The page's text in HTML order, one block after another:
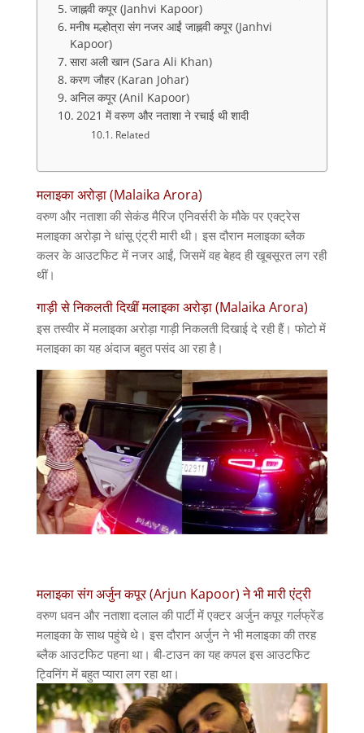
जाह्नवी कपूर (Janhvi Kapoor)
मनीष मल्होत्रा संग नजर आईं जाह्नवी कपूर (Janhvi
Kapoor)
सारा अली खान (Sara Ali Khan)
करण जौहर (Karan Johar)
अनिल कपूर (Anil Kapoor)
2021 में वरुण और नताशा ने रचाई थी शादी
Related
मलाइका अरोड़ा (Malaika Arora)
वरुण और नताशा की सेकंड मैरिज एनिवर्सरी के मौके पर एक्ट्रेस
मलाइका अरोड़ा ने धांसू एंट्री मारी थी। इस दौरान मलाइका ब्लैक
कलर के आउटफिट में नजर आईं, जिसमें वह बेहद ही खूबसूरत लग रही
थीं।
गाड़ी से निकलती दिखीं मलाइका अरोड़ा (Malaika Arora)
इस तस्वीर में मलाइका अरोड़ा गाड़ी निकलती दिखाई दे रही हैं। फोटो में
मलाइका का यह अंदाज बहुत पसंद आ रहा है।
मलाइका संग अर्जुन कपूर (Arjun Kapoor) ने भी मारी एंट्री
वरुण धवन और नताशा दलाल की पार्टी में एक्टर अर्जुन कपूर गर्लफ्रेंड
मलाइका के साथ पहुंचे थे। इस दौरान अर्जुन ने भी मलाइका की तरह
ब्लैक आउटफिट पहना था। बी-टाउन का यह कपल इस आउटफिट
ट्विनिंग में बहुत प्यारा लग रहा था।